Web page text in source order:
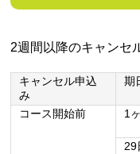
2週間以降のキャンセ
キャンセル申込
み
期
コース開始前 1
29